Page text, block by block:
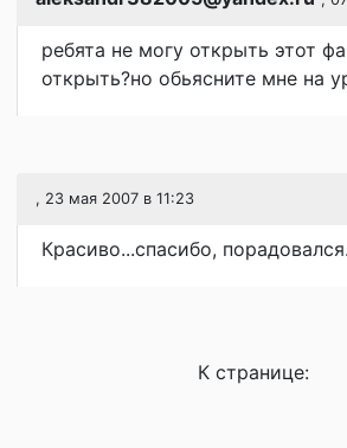
ребята не могу открыть этот
открыть?но обьясните мне на
, 23 мая 2007 в 11:23
Красиво...спасибо, порадовался.
К странице: